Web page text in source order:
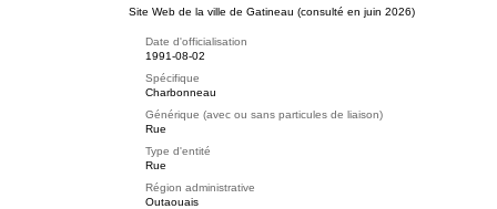
Site Web de la ville de Gatineau (consulté en juin 2026)
Date d'officialisation
1991-08-02
Spécifique
Charbonneau
Générique (avec ou sans particules de liaison)
Rue
Type d'entité
Rue
Région administrative
Outaouais